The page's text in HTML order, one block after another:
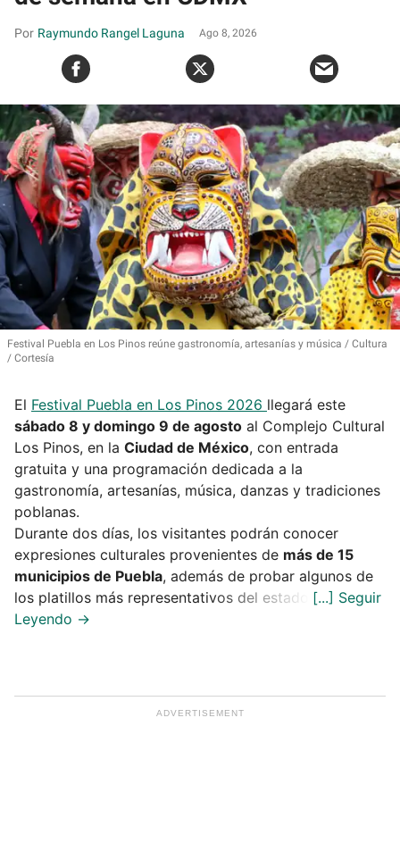
Raymundo Rangel Laguna Ago 8, 2026
Festival Puebla en Los Pinos reúne gastronomía, artesanías y música
Cultura
/ Cortesía
El Festival Puebla en Los Pinos 2026 llegará este
sábado 8 y domingo 9 de agosto al Complejo Cultural
Los Pinos, en la Ciudad de México, con entrada
gratuita y una programación dedicada a la
gastronomía, artesanías, música, danzas y tradiciones
poblanas.
Durante dos días, los visitantes podrán conocer
expresiones culturales provenientes de más de 15
municipios de Puebla, además de probar algunos de
los platillos más representativos del estado.